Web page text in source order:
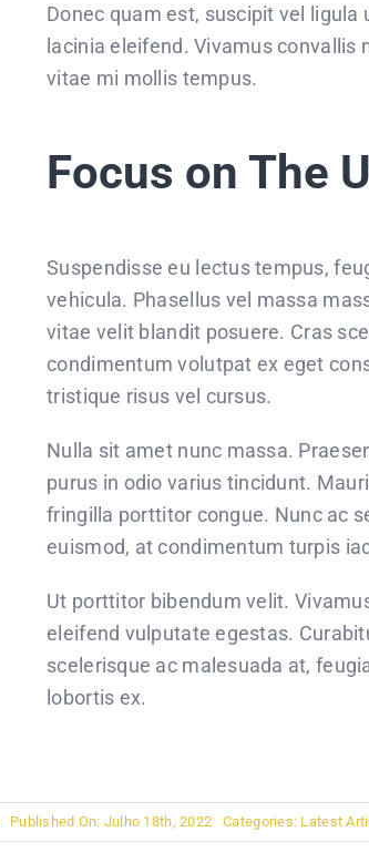
Donec quam est, suscipit vel
lacinia eleifend. Vivamus convallis
vitae mi mollis tempus.
Focus on The
Suspendisse eu lectus tempus,
vehicula. Phasellus vel massa
vitae velit blandit posuere. Cras
condimentum volutpat ex eget
tristique risus vel cursus.
Nulla sit amet nunc massa.
purus in odio varius tincidunt.
fringilla porttitor congue. Nunc ac
euismod, at condimentum turpis
Ut porttitor bibendum velit.
eleifend vulputate egestas.
scelerisque ac malesuada at,
lobortis ex.
Published On: Julho 18th, 2022 Categories: Latest